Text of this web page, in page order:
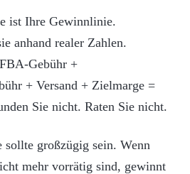
ist Ihre Gewinnlinie.
anhand realer Zahlen.
Gebühr +
+ Versand + Zielmarge =
Sie nicht. Raten Sie nicht.
sollte großzügig sein. Wenn
mehr vorrätig sind, gewinnt